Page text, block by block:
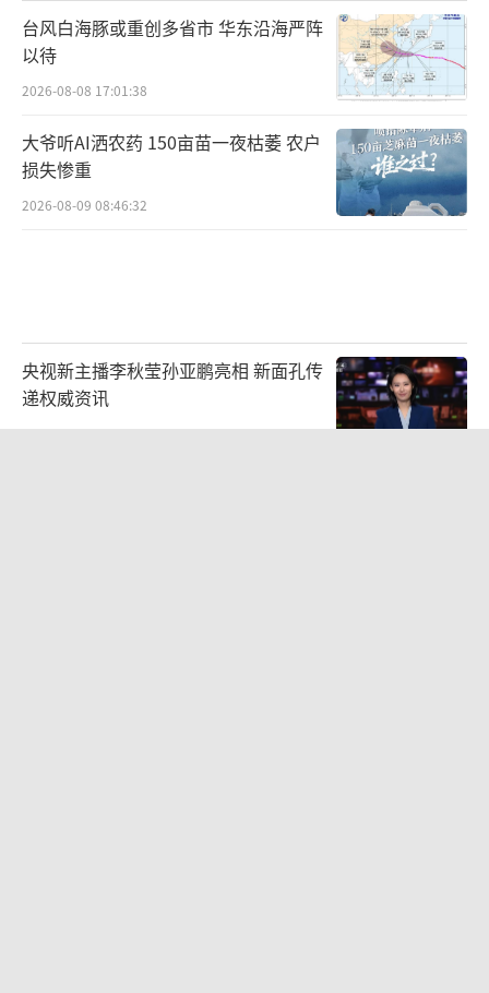
台风白海豚或重创多省市 华东沿海严阵
以待
2026-08-08 17:01:38
大爷听AI洒农药 150亩苗一夜枯萎 农户
损失惨重
2026-08-09 08:46:32
央视新主播李秋莹孙亚鹏亮相 新面孔传
递权威资讯
2026-08-08 22:38:56